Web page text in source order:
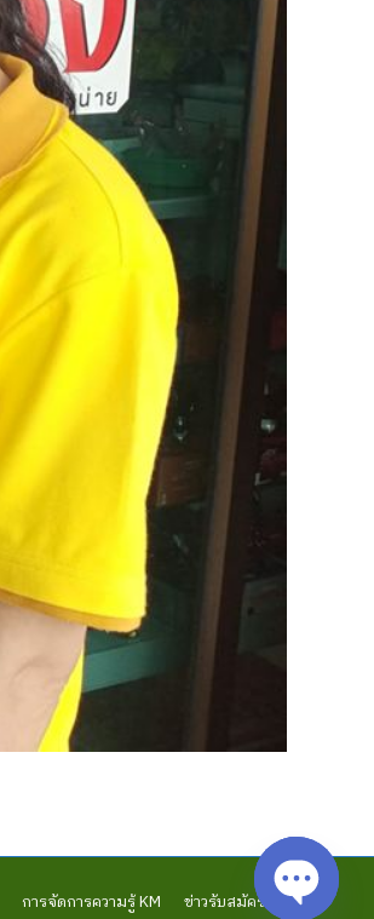
การจัดการความรู้ KM
ข่าวรับสมัครงาน